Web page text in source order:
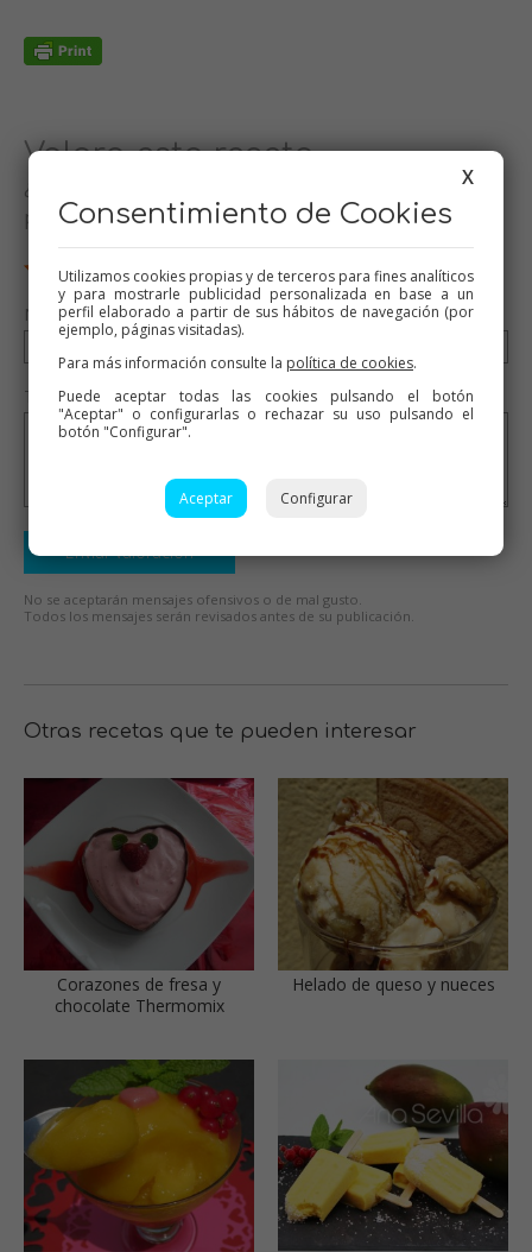
Valora esta receta
¿Te ha gustado esta receta? Valórala y dime qué
piensas
Nombre (opcional)
Tu valoración (opcional)
Enviar valoración
No se aceptarán mensajes ofensivos o de mal gusto.
Todos los mensajes serán revisados antes de su publicación.
Otras recetas que te pueden interesar
Corazones de fresa y
chocolate Thermomix
Helado de queso y nueces
X
Consentimiento de Cookies
Utilizamos cookies propias y de terceros para fines analíticos
y para mostrarle publicidad personalizada en base a un
perfil elaborado a partir de sus hábitos de navegación (por
ejemplo, páginas visitadas).
Para más información consulte la política de cookies.
Puede aceptar todas las cookies pulsando el botón
"Aceptar" o configurarlas o rechazar su uso pulsando el
botón "Configurar".
Aceptar Configurar